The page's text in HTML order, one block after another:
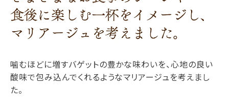
噛むほどに増すバゲットの豊かな味わいを、心地の良い
酸味で包み込んでくれるようなマリアージュを考えまし
た。